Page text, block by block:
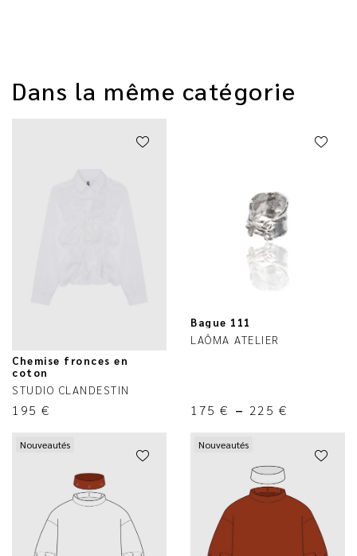
Dans la même catégorie
Chemise fronces en
coton
STUDIO CLANDESTIN
195 €
Bague 111
LAÔMA ATELIER
175 € – 225 €
Nouveautés Nouveautés